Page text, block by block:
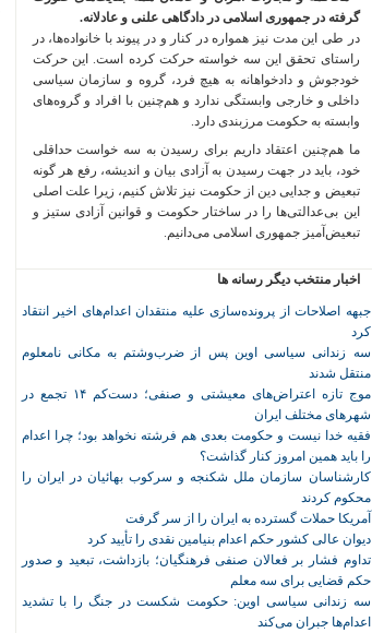
گرفته در جمهوری اسلامی در دادگاهی علنی و عادلانه.
در طی این مدت نیز همواره در کنار و در پیوند با خانواده‌ها، در
راستای تحقق این سه خواسته حرکت کرده است. این حرکت
خودجوش و دادخواهانه به هیچ فرد، گروه و سازمان سیاسی
داخلی و خارجی وابستگی ندارد و هم‌چنین با افراد و گروه‌های
وابسته به حکومت مرزبندی دارد.
ما هم‌چنین اعتقاد داریم برای رسیدن به سه خواست حداقلی
خود، باید در جهت رسیدن به آزادی بیان و اندیشه، رفع هر گونه
تبعیض و جدایی دین از حکومت نیز تلاش کنیم، زیرا علت اصلی
این بی‌عدالتی‌ها را در ساختار حکومت و قوانین آزادی ستیز و
تبعیض‌آمیز جمهوری اسلامی می‌دانیم.
اخبار منتخب دیگر رسانه ها
جبهه اصلاحات از پرونده‌سازی علیه منتقدان اعدام‌های اخیر انتقاد
کرد
سه زندانی سیاسی اوین پس از ضرب‌وشتم به مکانی نامعلوم
منتقل شدند
موج تازه اعتراض‌های معیشتی و صنفی؛ دست‌کم ۱۴ تجمع در
شهرهای مختلف ایران
فقیه خدا نیست و حکومت بعدی هم فرشته نخواهد بود؛ چرا اعدام
را باید همین امروز کنار گذاشت؟
کارشناسان سازمان ملل شکنجه و سرکوب بهائیان در ایران را
محکوم کردند
آمریکا حملات گسترده به ایران را از سر گرفت
دیوان عالی کشور حکم اعدام بنیامین نقدی را تأیید کرد
تداوم فشار بر فعالان صنفی فرهنگیان؛ بازداشت، تبعید و صدور
حکم قضایی برای سه معلم
سه زندانی سیاسی اوین: حکومت شکست در جنگ را با تشدید
اعدام‌ها جبران می‌کند